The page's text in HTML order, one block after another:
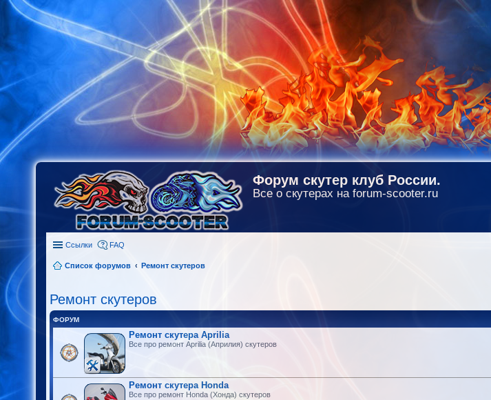
Форум скутер клуб России.
Все о скутерах на forum-scooter.ru
Ссылки FAQ
Список форумов Ремонт скутеров
Ремонт скутеров
ФОРУМ
Ремонт скутера Aprilia
Все про ремонт Aprilia (Априлия) скутеров
Ремонт скутера Honda
Все про ремонт Honda (Хонда) скутеров